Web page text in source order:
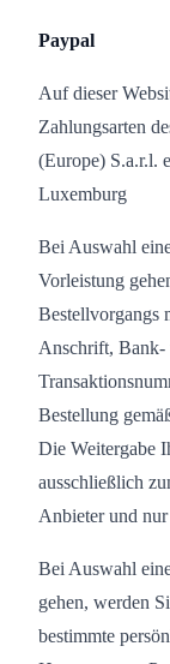
Paypal
Auf dieser
Zahlungsarten
(Europe) S.a.r.l.
Luxemburg
Bei Auswahl
Vorleistung
Bestellvorgangs
Anschrift, Bank-
Bestellung
Die Weitergabe
ausschließlich
Anbieter und
Bei Auswahl
gehen, werden
bestimmte